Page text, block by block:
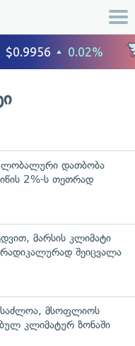
დათბობა
2%-ს თეთრად
მარსის კლიმატი
შეიცვალა
მსოფლიოს
კლიმატურ ზონაში